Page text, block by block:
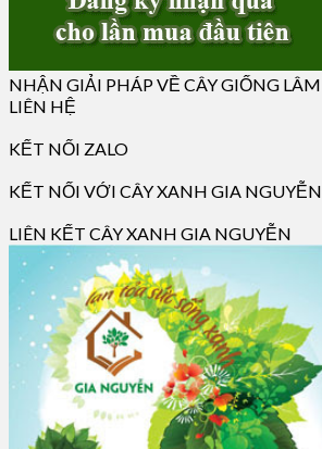
NHẬN GIẢI PHÁP VỀ CÂY GIỐNG
LIÊN HỆ
KẾT NỐI ZALO
KẾT NỐI VỚI CÂY XANH GIA NGUYỄN
LIÊN KẾT CÂY XANH GIA NGUYỄN